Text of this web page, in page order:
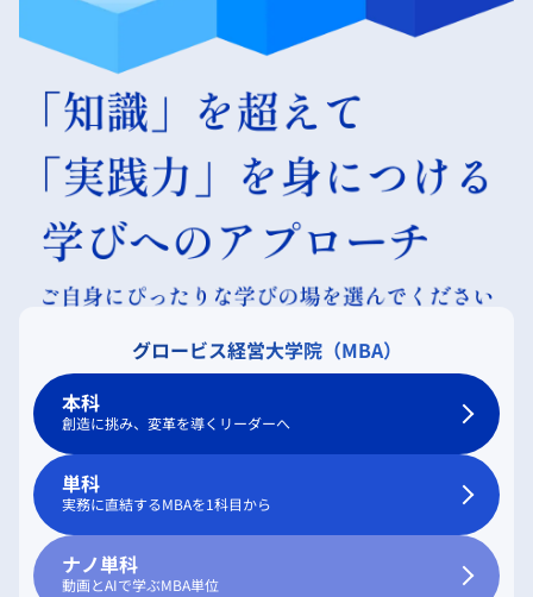
グロービス経営大学院（MBA）
本科
創造に挑み、変革を導くリーダーへ
単科
実務に直結するMBAを1科目から
ナノ単科
動画とAIで学ぶMBA単位